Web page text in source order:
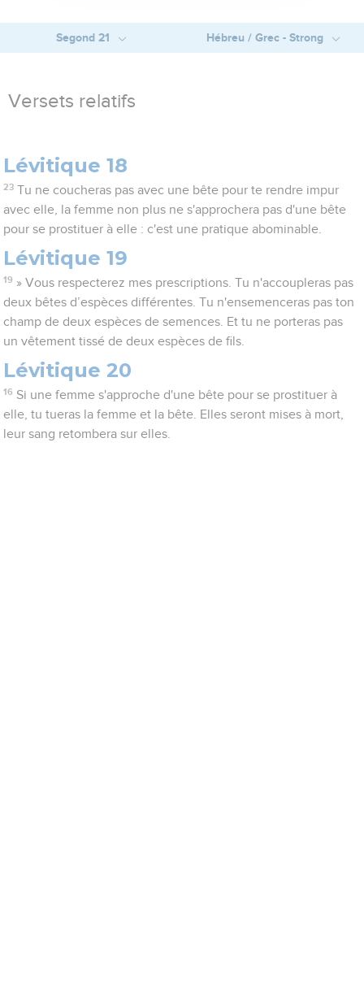
Segond 21 Hébreu / Grec - Strong
Versets relatifs
Lévitique 18
23 Tu ne coucheras pas avec une bête pour te rendre impur
avec elle, la femme non plus ne s'approchera pas d'une bête
pour se prostituer à elle : c'est une pratique abominable.
Lévitique 19
19 » Vous respecterez mes prescriptions. Tu n'accoupleras pas
deux bêtes d’espèces différentes. Tu n'ensemenceras pas ton
champ de deux espèces de semences. Et tu ne porteras pas
un vêtement tissé de deux espèces de fils.
Lévitique 20
16 Si une femme s'approche d'une bête pour se prostituer à
elle, tu tueras la femme et la bête. Elles seront mises à mort,
leur sang retombera sur elles.